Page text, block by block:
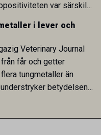
var särskilt
kopplad till bland
visar att hästarna
– men inte att de
eller bidrar till
i lever och
Veterinary Journal
får och getter
tungmetaller än
betydelsen